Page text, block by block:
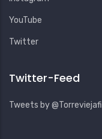
YouTube
Twitter
Twitter-Feed
Tweets by @Torreviejafi